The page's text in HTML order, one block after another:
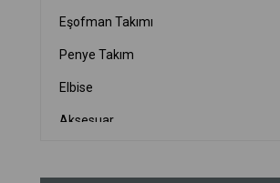
Eşofman Takımı
Penye Takım
Elbise
Aksesuar